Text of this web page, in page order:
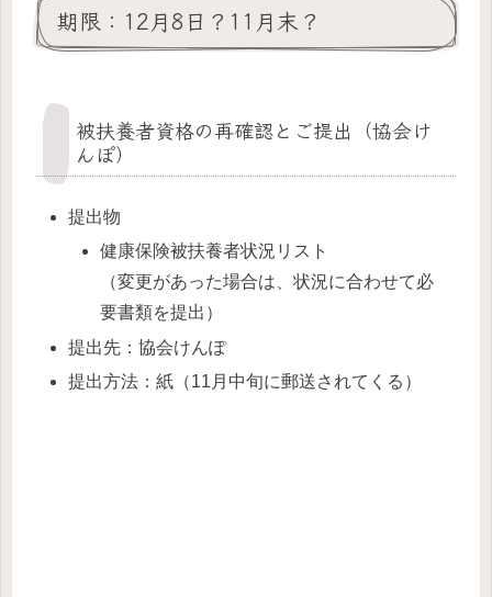
期限：12月8日？11月末？
被扶養者資格の再確認とご提出（協会け
んぽ）
提出物
健康保険被扶養者状況リスト
（変更があった場合は、状況に合わせて必
要書類を提出）
提出先：協会けんぽ
提出方法：紙（11月中旬に郵送されてくる）